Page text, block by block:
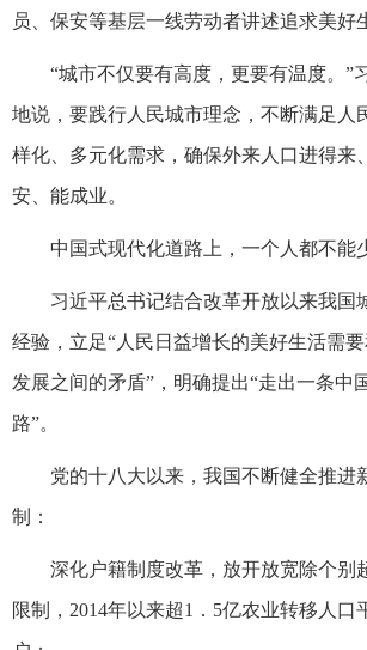
员、保安等基层一线劳动者讲述追求美好
“城市不仅要有高度，更要有温度。”
地说，要践行人民城市理念，不断满足人
样化、多元化需求，确保外来人口进得来
安、能成业。
中国式现代化道路上，一个人都不能
习近平总书记结合改革开放以来我国
经验，立足“人民日益增长的美好生活需
发展之间的矛盾”，明确提出“走出一条中
路”。
党的十八大以来，我国不断健全推进
制：
深化户籍制度改革，放开放宽除个别
限制，2014年以来超1．5亿农业转移人口